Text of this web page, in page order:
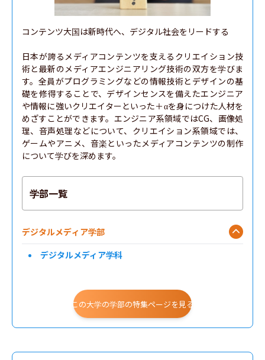
コンテンツ大国は新時代へ、デジタル社会をリードする
日本が誇るメディアコンテンツを支えるクリエイション技
術と最新のメディアエンジニアリング技術の双方を学びま
す。全員がプログラミングなどの情報技術とデザインの基
礎を修得することで、デザインセンスを備えたエンジニア
や情報に強いクリエイターといった＋αを身につけた人材を
めざすことができます。エンジニア系領域ではCG、画像処
理、音声処理などについて、クリエイション系領域では、
ゲームやアニメ、音楽といったメディアコンテンツの制作
について学びを深めます。
学部一覧
デジタルメディア学部
デジタルメディア学科
この大学の学部の特集ページを見る